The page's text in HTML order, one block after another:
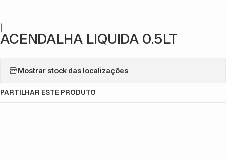
ACENDALHA LIQUIDA 0.5LT
Mostrar stock das localizações
PARTILHAR ESTE PRODUTO